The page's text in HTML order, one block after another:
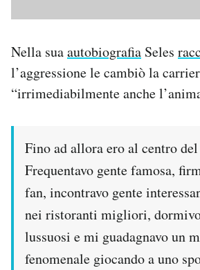
Nella suaautobiografia Seles
l’aggressione le cambiò la
“irrimediabilmente anche
Fino ad allora ero al centro
Frequentavo gente famosa,
fan, incontravo gente
nei ristoranti migliori,
lussuosi e mi guadagnavo un
fenomenale giocando a uno